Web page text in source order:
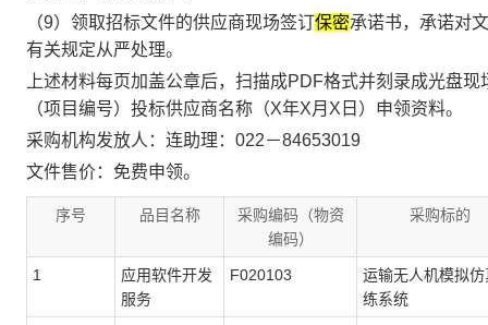
（9）领取招标文件的供应商现场签订保密承诺书，承诺对
有关规定从严处理。
上述材料每页加盖公章后，扫描成PDF格式并刻录成光盘
（项目编号）投标供应商名称（X年X月X日）申领资料。
采购机构发放人：连助理：022－84653019
文件售价：免费申领。
序号 品目名称
采购编码（物资
编码）
采购标的
1
应用软件开发
服务
F020103
运输无人机模拟仿
练系统